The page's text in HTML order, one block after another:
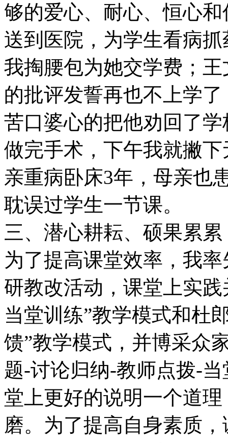
够的爱心、耐心、恒心
送到医院，为学生看病
我掏腰包为她交学费；
的批评发誓再也不上学
苦口婆心的把他劝回了
做完手术，下午我就撇
亲重病卧床3年，母亲也
耽误过学生一节课。
三、潜心耕耘、硕果累累
为了提高课堂效率，我
研教改活动，课堂上实
当堂训练”教学模式和杜
馈”教学模式，并博采众
题-讨论归纳-教师点拨-
堂上更好的说明一个道
磨。为了提高自身素质